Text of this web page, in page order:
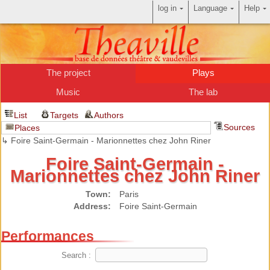
The project
Plays
Music
The lab
List Targets
Authors
Places
↳ Foire Saint-Germain - Marionnettes chez John Riner
Sources
Foire Saint-Germain -
Marionnettes chez John Riner
Town:
Paris
Address:
Foire Saint-Germain
Performances
Search :
Help
Language
log in